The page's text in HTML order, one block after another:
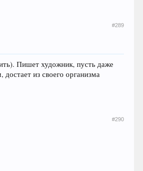
#289
Пишет художник, пусть даже
из своего организма
#290